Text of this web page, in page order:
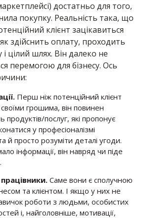
достатньо для того,
покупку. Реальність така, що
клієнт зацікавиться
здійснить оплату, проходить
цілий шлях. Він далеко не
перемогою для бізнесу. Ось
. Перш ніж потенційний клієнт
грошима, він повинен
продуктів/послуг, які пропонує
у професіоналізмі
й просто розуміти деталі угоди.
інформації, він навряд чи піде
. Саме вони є сполучною
та клієнтом. І якщо у них не
роботи з людьми, особистих
і, найголовніше, мотивації,